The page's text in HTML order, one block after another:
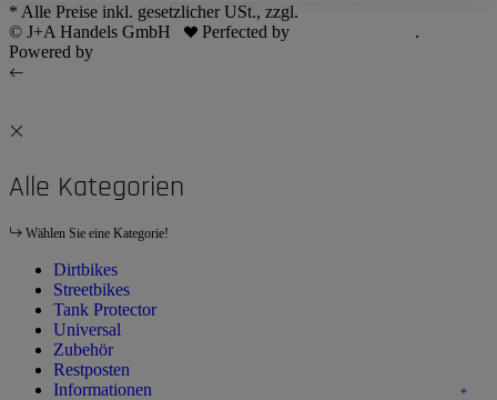
* Alle Preise inkl. gesetzlicher USt., zzgl.
© J+A Handels GmbH
Perfected by
.
Powered by
Alle Kategorien
Wählen Sie eine Kategorie!
Dirtbikes
Streetbikes
Tank Protector
Universal
Zubehör
Restposten
Informationen